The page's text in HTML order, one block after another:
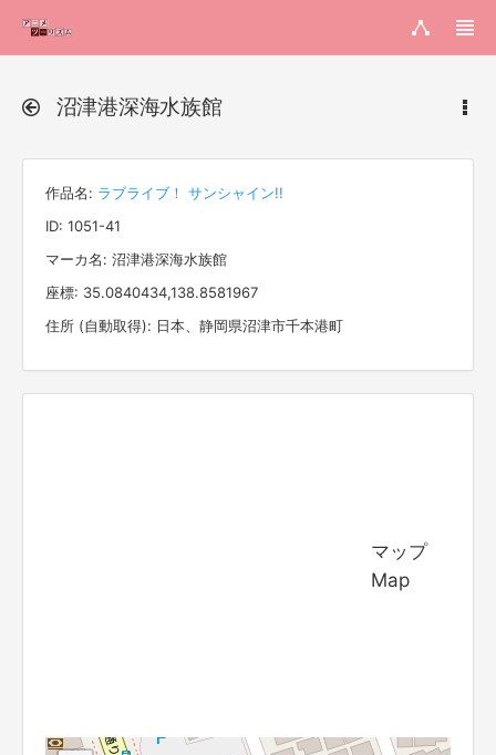
沼津港深海水族館
作品名: ラブライブ！ サンシャイン!!
ID: 1051-41
マーカ名: 沼津港深海水族館
座標: 35.0840434,138.8581967
住所 (自動取得): 日本、静岡県沼津市千本港町
マップ
Map